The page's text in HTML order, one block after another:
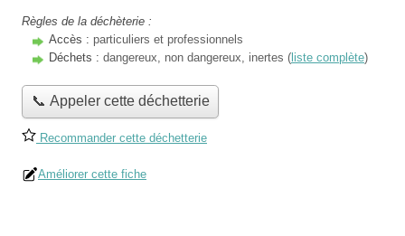
Règles de la déchèterie :
Accès : particuliers et professionnels
Déchets : dangereux, non dangereux, inertes ( liste complète)
📞 Appeler cette déchetterie
Recommander cette déchetterie
Améliorer cette fiche